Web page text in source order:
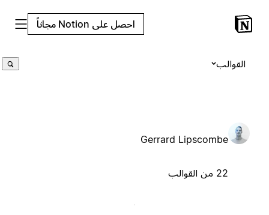
احصل على Notion مجاناً
القوالب
Gerrard Lipscombe